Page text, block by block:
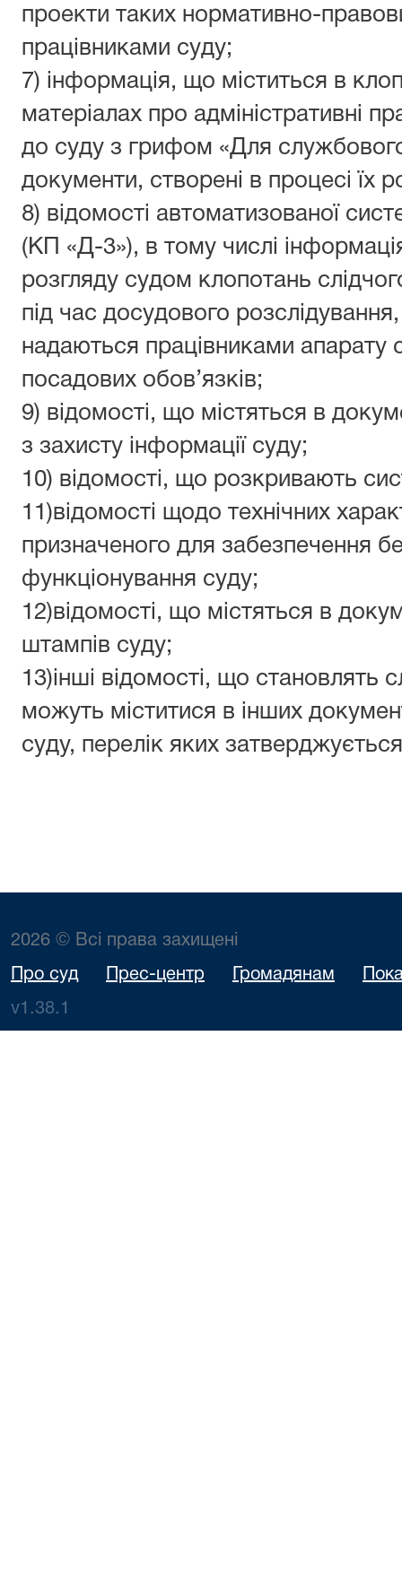
проекти таких нормативно-
працівниками суду;
7) інформація, що міститься в
матеріалах про адміністративні
до суду з грифом «Для
документи, створені в процесі їх
8) відомості автоматизованої
(КП «Д-3»), в тому числі
розгляду судом клопотань
під час досудового
надаються працівниками апарату
посадових обов’язків;
9) відомості, що містяться в
з захисту інформації суду;
10) відомості, що розкривають
11)відомості щодо технічних
призначеного для забезпечення
функціонування суду;
12)відомості, що містяться в
штампів суду;
13)інші відомості, що становлять
можуть міститися в інших
суду, перелік яких
2026 © Всі права захищені
Про суд Прес-центр Громадянам
v1.38.1